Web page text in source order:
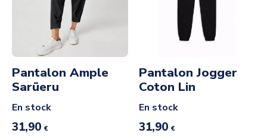
Pantalon Ample
Sarūeru
En stock
31,90 €
Pantalon Jogger
Coton Lin
En stock
31,90 €